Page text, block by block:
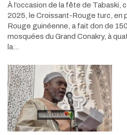
À l’occasion de la fête de Tabaski,
2025, le Croissant-Rouge turc, en
Rouge guinéenne, a fait don de
mosquées du Grand Conakry, à
la…